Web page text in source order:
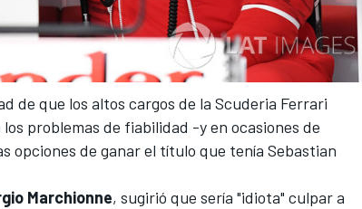
de que los altos cargos de la Scuderia Ferrari
problemas de fiabilidad -y en ocasiones de
opciones de ganar el título que tenía Sebastian
Marchionne, sugirió que sería "idiota" culpar a